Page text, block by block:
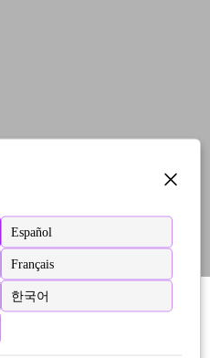
Español
Français
한국어